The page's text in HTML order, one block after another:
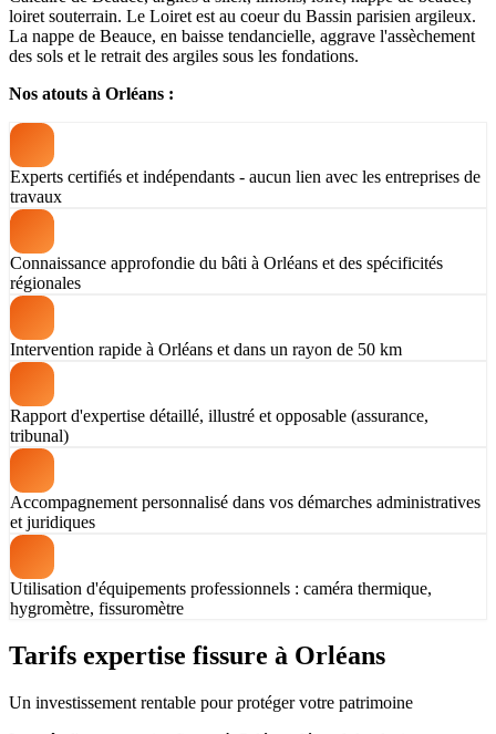
loiret souterrain. Le Loiret est au coeur du Bassin parisien argileux.
La nappe de Beauce, en baisse tendancielle, aggrave l'assèchement
des sols et le retrait des argiles sous les fondations.
Nos atouts à Orléans :
Experts certifiés et indépendants - aucun lien avec les entreprises de
travaux
Connaissance approfondie du bâti à Orléans et des spécificités
régionales
Intervention rapide à Orléans et dans un rayon de 50 km
Rapport d'expertise détaillé, illustré et opposable (assurance,
tribunal)
Accompagnement personnalisé dans vos démarches administratives
et juridiques
Utilisation d'équipements professionnels : caméra thermique,
hygromètre, fissuromètre
Tarifs expertise fissure à Orléans
Un investissement rentable pour protéger votre patrimoine